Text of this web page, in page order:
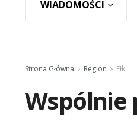
WIADOMOŚCI
Strona Główna Region Ełk
Wspólnie